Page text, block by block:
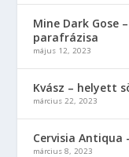
Mine Dark Gose
parafrázisa
május 12, 2023
Kvász – helyett
március 22, 2023
Cervisia Antiqua
március 8, 2023